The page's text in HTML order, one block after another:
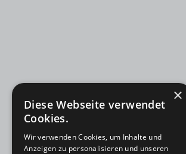
×
Diese Webseite verwendet
Cookies.
Wir verwenden Cookies, um Inhalte und
Anzeigen zu personalisieren und unseren